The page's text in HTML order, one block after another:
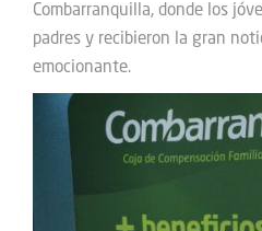
Combarranquilla, donde los
padres y recibieron la gran
emocionante.